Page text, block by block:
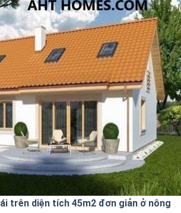
trên diện tích 45m2 đơn giản ở nông